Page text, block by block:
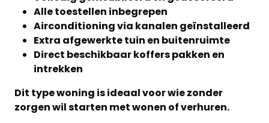
Alle toestellen inbegrepen
Airconditioning via kanalen geïnstalleerd
Extra afgewerkte tuin en buitenruimte
Direct beschikbaar koffers pakken en
intrekken
Dit type woning is ideaal voor wie zonder
zorgen wil starten met wonen of verhuren.